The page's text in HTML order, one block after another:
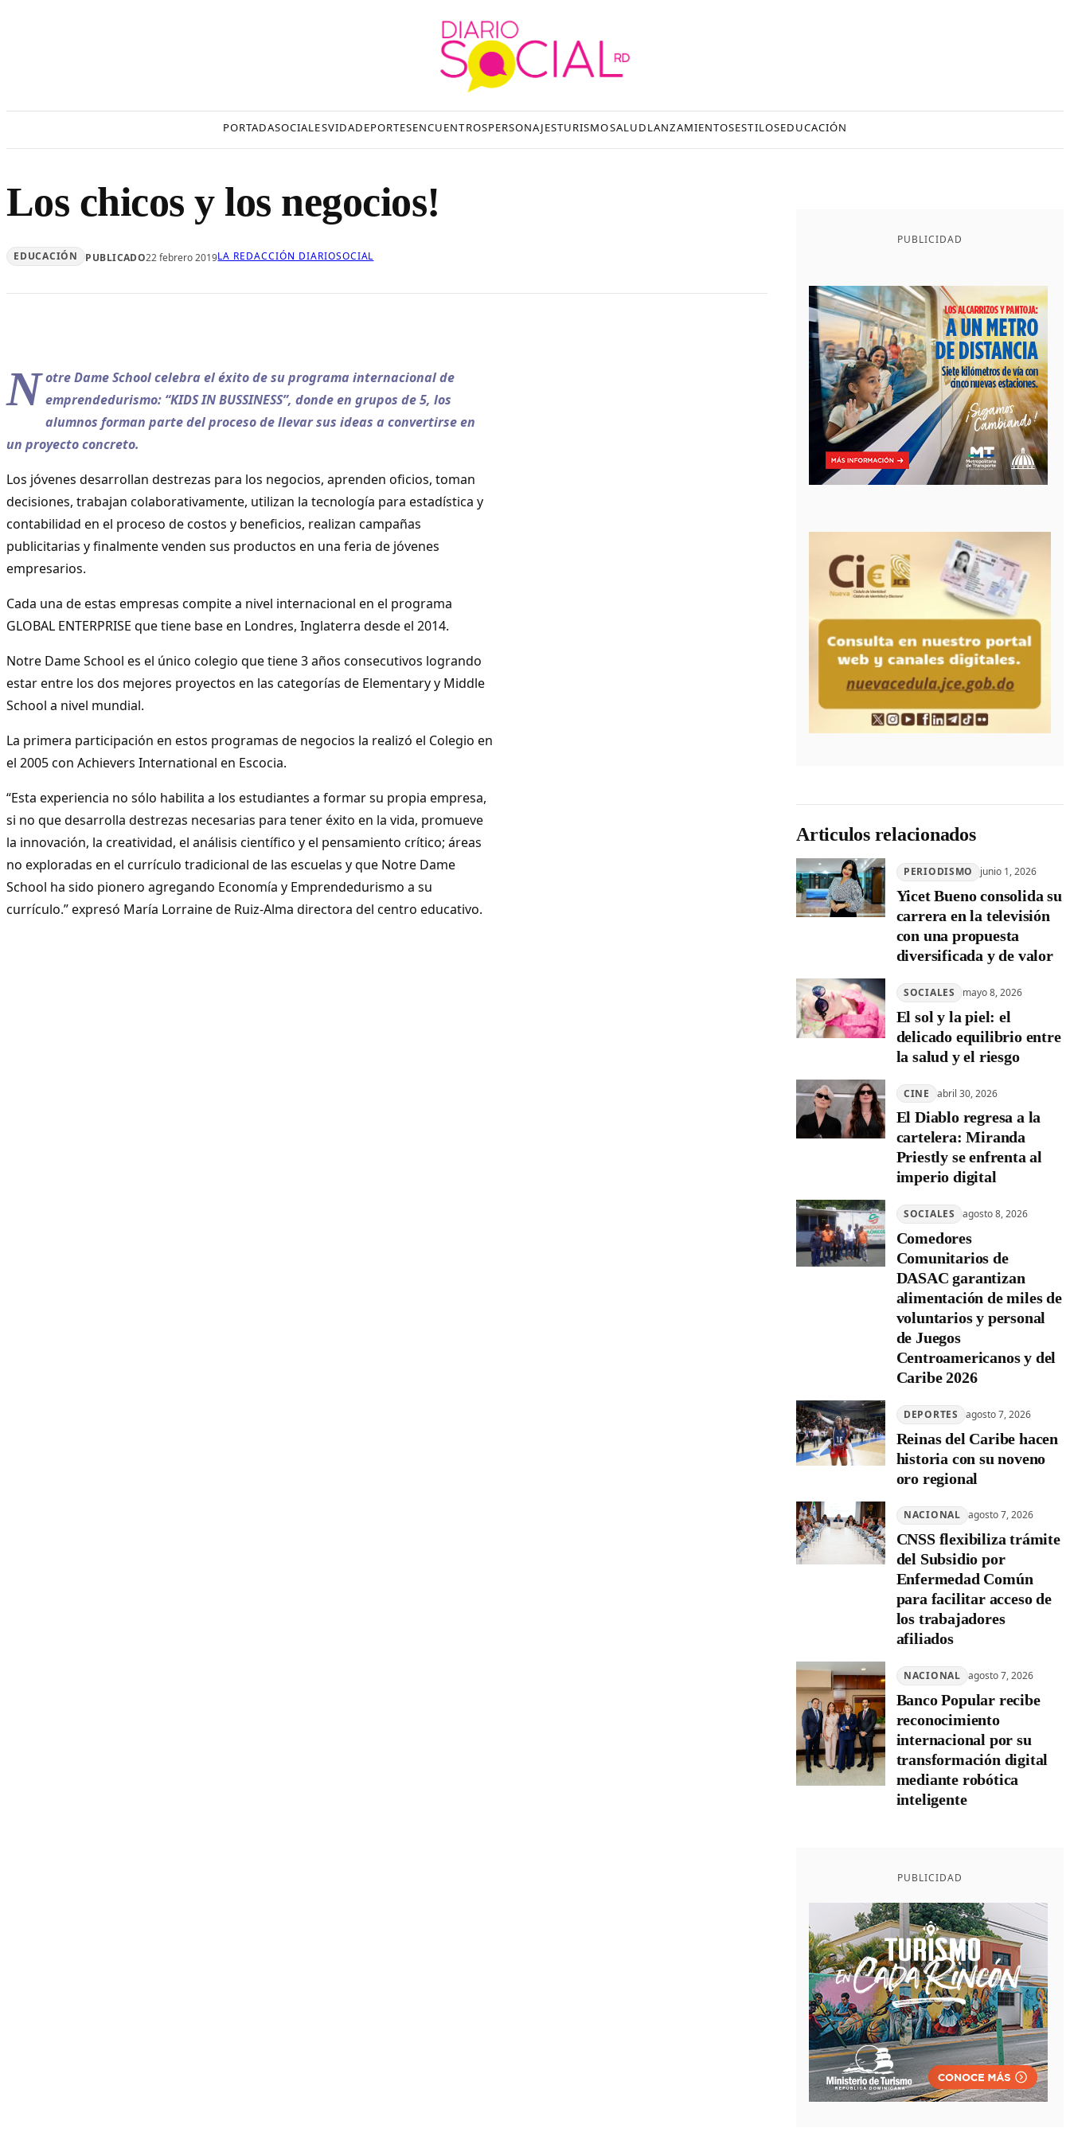
PORTADASOCIALESVIDADEPORTESENCUENTROSPERSONAJESTURISMOSALUDLANZAMIENTOSESTILOSEDUCACIÓN
Los chicos y los negocios!
EDUCACIÓN PUBLICADO22 febrero 2019LA REDACCIÓN DIARIOSOCIAL
N otre Dame School celebra el éxito de su programa internacional de
emprendedurismo: “KIDS IN BUSSINESS”, donde en grupos de 5, los
alumnos forman parte del proceso de llevar sus ideas a convertirse en
un proyecto concreto.
Los jóvenes desarrollan destrezas para los negocios, aprenden oficios, toman
decisiones, trabajan colaborativamente, utilizan la tecnología para estadística y
contabilidad en el proceso de costos y beneficios, realizan campañas
publicitarias y finalmente venden sus productos en una feria de jóvenes
empresarios.
Cada una de estas empresas compite a nivel internacional en el programa
GLOBAL ENTERPRISE que tiene base en Londres, Inglaterra desde el 2014.
Notre Dame School es el único colegio que tiene 3 años consecutivos logrando
estar entre los dos mejores proyectos en las categorías de Elementary y Middle
School a nivel mundial.
La primera participación en estos programas de negocios la realizó el Colegio en
el 2005 con Achievers International en Escocia.
“Esta experiencia no sólo habilita a los estudiantes a formar su propia empresa,
si no que desarrolla destrezas necesarias para tener éxito en la vida, promueve
la innovación, la creatividad, el análisis científico y el pensamiento crítico; áreas
no exploradas en el currículo tradicional de las escuelas y que Notre Dame
School ha sido pionero agregando Economía y Emprendedurismo a su
currículo.” expresó María Lorraine de Ruiz-Alma directora del centro educativo.
PUBLICIDAD
Articulos relacionados
PERIODISMO junio 1, 2026
Yicet Bueno consolida su
carrera en la televisión
con una propuesta
diversificada y de valor
SOCIALES mayo 8, 2026
El sol y la piel: el
delicado equilibrio entre
la salud y el riesgo
CINE abril 30, 2026
El Diablo regresa a la
cartelera: Miranda
Priestly se enfrenta al
imperio digital
SOCIALES agosto 8, 2026
Comedores
Comunitarios de
DASAC garantizan
alimentación de miles de
voluntarios y personal
de Juegos
Centroamericanos y del
Caribe 2026
DEPORTES agosto 7, 2026
Reinas del Caribe hacen
historia con su noveno
oro regional
NACIONAL agosto 7, 2026
CNSS flexibiliza trámite
del Subsidio por
Enfermedad Común
para facilitar acceso de
los trabajadores
afiliados
NACIONAL agosto 7, 2026
Banco Popular recibe
reconocimiento
internacional por su
transformación digital
mediante robótica
inteligente
PUBLICIDAD